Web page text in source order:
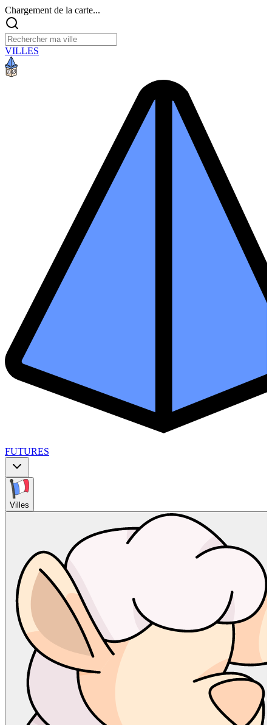
Chargement de la carte...
VILLES
FUTURES
Villes